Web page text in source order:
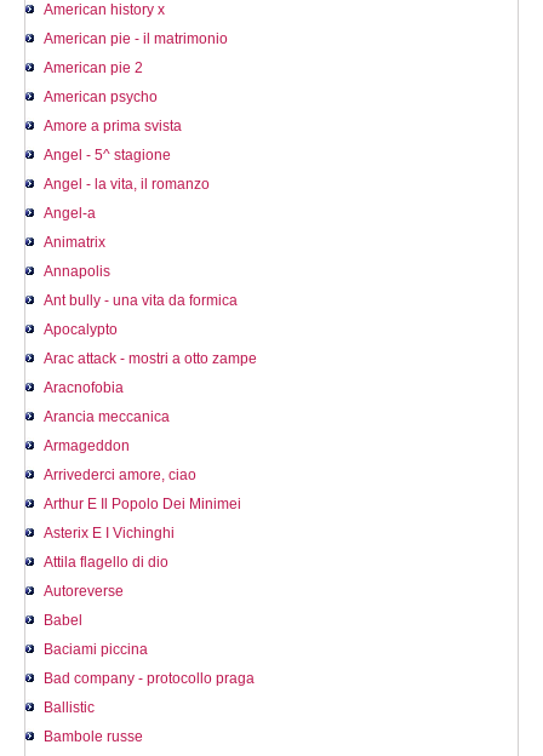
American history x
American pie - il matrimonio
American pie 2
American psycho
Amore a prima svista
Angel - 5^ stagione
Angel - la vita, il romanzo
Angel-a
Animatrix
Annapolis
Ant bully - una vita da formica
Apocalypto
Arac attack - mostri a otto zampe
Aracnofobia
Arancia meccanica
Armageddon
Arrivederci amore, ciao
Arthur E Il Popolo Dei Minimei
Asterix E I Vichinghi
Attila flagello di dio
Autoreverse
Babel
Baciami piccina
Bad company - protocollo praga
Ballistic
Bambole russe